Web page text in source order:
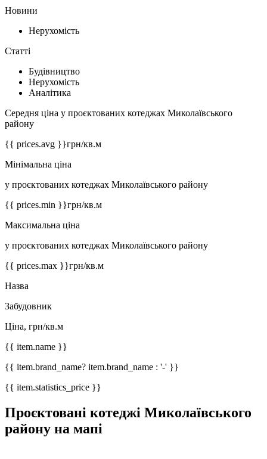
Новини
Нерухомість
Статті
Будівництво
Нерухомість
Аналітика
Середня ціна у проєктованих котеджах Миколаївського
району
{{ prices.avg }}грн/кв.м
Мінімальна ціна
у проєктованих котеджах Миколаївського району
{{ prices.min }}грн/кв.м
Максимальна ціна
у проєктованих котеджах Миколаївського району
{{ prices.max }}грн/кв.м
Назва
Забудовник
Ціна, грн/кв.м
{{ item.name }}
{{ item.brand_name? item.brand_name : '-' }}
{{ item.statistics_price }}
Проєктовані котеджі Миколаївського
району на мапі